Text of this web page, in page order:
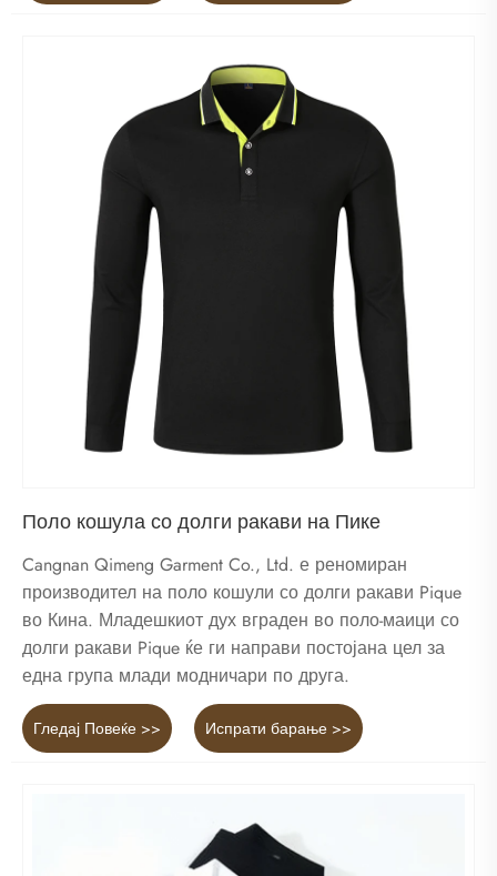
Поло кошула со долги ракави на Пике
Cangnan Qimeng Garment Co., Ltd. е реномиран
производител на поло кошули со долги ракави Pique
во Кина. Младешкиот дух вграден во поло-маици со
долги ракави Pique ќе ги направи постојана цел за
една група млади модничари по друга.
Гледај Повеќе >> Испрати барање >>